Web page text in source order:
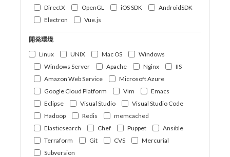
DirectX
OpenGL iOS SDK
AndroidSDK
Electron
Vue.js
開発環境
Linux
UNIX Mac OS
Windows
Windows Server
Apache Nginx
IIS
Amazon Web Service
Microsoft Azure
Google Cloud Platform
Vim
Emacs
Eclipse
Visual Studio
Visual Studio Code
Hadoop
Redis
memcached
Elasticsearch
Chef Puppet
Ansible
Terraform
Git CVS
Mercurial
Subversion